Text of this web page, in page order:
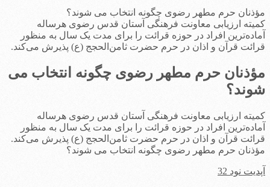
مؤذنان حرم مطهر رضوی چگونه انتخاب می شوند؟
کمیته ارزیابی معاونت فرهنگی آستان قدس رضوی هرساله
آماده‌ترین افراد در حوزه قرائت را برای مدت یک سال به منظور
قرائت قرآن و اذان در حرم حضرت ثامن‌الحجج (ع) پذیرش می‌کند.
مؤذنان حرم مطهر رضوی چگونه انتخاب می
شوند؟
کمیته ارزیابی معاونت فرهنگی آستان قدس رضوی هرساله
آماده‌ترین افراد در حوزه قرائت را برای مدت یک سال به منظور
قرائت قرآن و اذان در حرم حضرت ثامن‌الحجج (ع) پذیرش می‌کند.
مؤذنان حرم مطهر رضوی چگونه انتخاب می شوند؟
آپدیت نود 32